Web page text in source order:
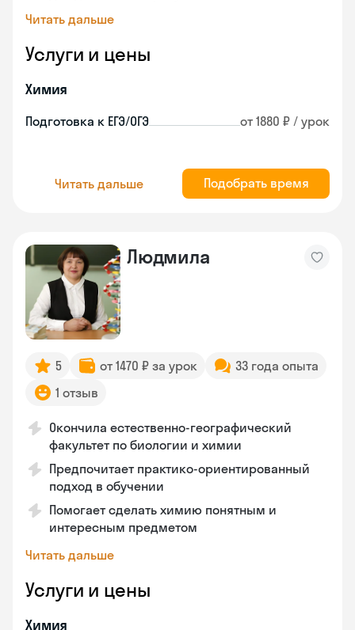
Читать дальше
Услуги и цены
Химия
Подготовка к ЕГЭ/ОГЭ от 1880 ₽ / урок
Читать дальше Подобрать время
Людмила
5 от 1470 ₽ за урок
33 года опыта
1 отзыв
Окончила естественно-географический
факультет по биологии и химии
Предпочитает практико-ориентированный
подход в обучении
Помогает сделать химию понятным и
интересным предметом
Читать дальше
Услуги и цены
Химия